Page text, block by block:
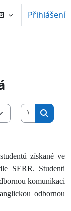
Přihlášení
získané ve
SERR. Studenti
komunikaci
odbornou